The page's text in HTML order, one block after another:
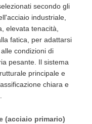
secondo gli
industriale,
elevata tenacità,
fatica, per adattarsi
condizioni di
pesante. Il sistema
principale e
chiara e
(acciaio primario)